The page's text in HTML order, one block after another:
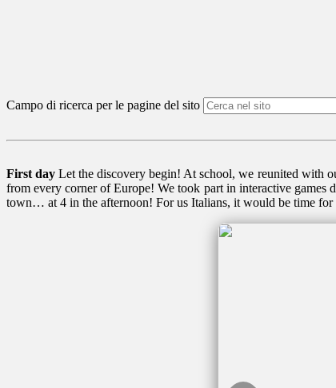
Campo di ricerca per le pagine del sito
First day Let the discovery begin! At school, we reunited with
from every corner of Europe! We took part in interactive games
town… at 4 in the afternoon! For us Italians, it would be time for